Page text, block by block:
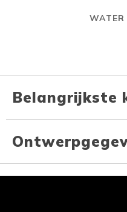
WATER
Belangrijkste